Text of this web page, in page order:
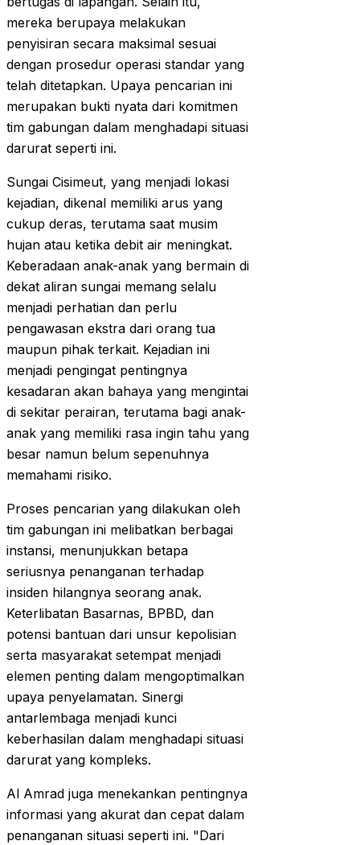
mereka berupaya melakukan
penyisiran secara maksimal sesuai
dengan prosedur operasi standar yang
telah ditetapkan. Upaya pencarian ini
merupakan bukti nyata dari komitmen
tim gabungan dalam menghadapi situasi
darurat seperti ini.
Sungai Cisimeut, yang menjadi lokasi
kejadian, dikenal memiliki arus yang
cukup deras, terutama saat musim
hujan atau ketika debit air meningkat.
Keberadaan anak-anak yang bermain di
dekat aliran sungai memang selalu
menjadi perhatian dan perlu
pengawasan ekstra dari orang tua
maupun pihak terkait. Kejadian ini
menjadi pengingat pentingnya
kesadaran akan bahaya yang mengintai
di sekitar perairan, terutama bagi anak-
anak yang memiliki rasa ingin tahu yang
besar namun belum sepenuhnya
memahami risiko.
Proses pencarian yang dilakukan oleh
tim gabungan ini melibatkan berbagai
instansi, menunjukkan betapa
seriusnya penanganan terhadap
insiden hilangnya seorang anak.
Keterlibatan Basarnas, BPBD, dan
potensi bantuan dari unsur kepolisian
serta masyarakat setempat menjadi
elemen penting dalam mengoptimalkan
upaya penyelamatan. Sinergi
antarlembaga menjadi kunci
keberhasilan dalam menghadapi situasi
darurat yang kompleks.
Al Amrad juga menekankan pentingnya
informasi yang akurat dan cepat dalam
penanganan situasi seperti ini. "Dari